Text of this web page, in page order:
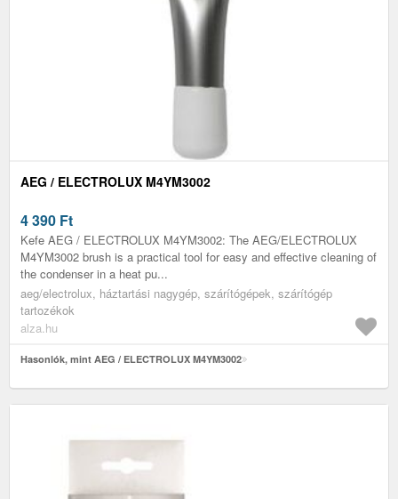
AEG / ELECTROLUX M4YM3002
4 390 Ft
Kefe AEG / ELECTROLUX M4YM3002: The AEG/ELECTROLUX
M4YM3002 brush is a practical tool for easy and effective cleaning of
the condenser in a heat pu...
aeg/electrolux, háztartási nagygép, szárítógépek, szárítógép
tartozékok
alza.hu
Hasonlók, mint AEG / ELECTROLUX M4YM3002